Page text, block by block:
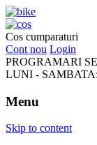
Cos cumparaturi
Cont nou Login
PROGRAMARI
LUNI - SAMBATA:
Menu
Skip to content